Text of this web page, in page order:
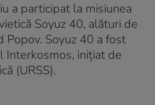
a participat la misiunea
Soyuz 40, alături de
Popov. Soyuz 40 a fost
inițiat de
(URSS).